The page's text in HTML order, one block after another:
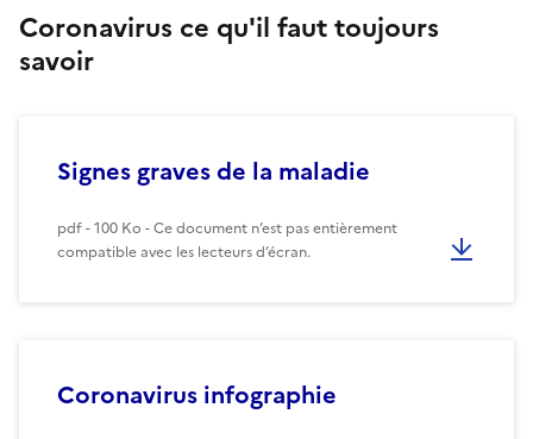
Coronavirus ce qu'il faut toujours
savoir
Signes graves de la maladie
pdf - 100 Ko - Ce document n’est pas entièrement
compatible avec les lecteurs d’écran.
Coronavirus infographie